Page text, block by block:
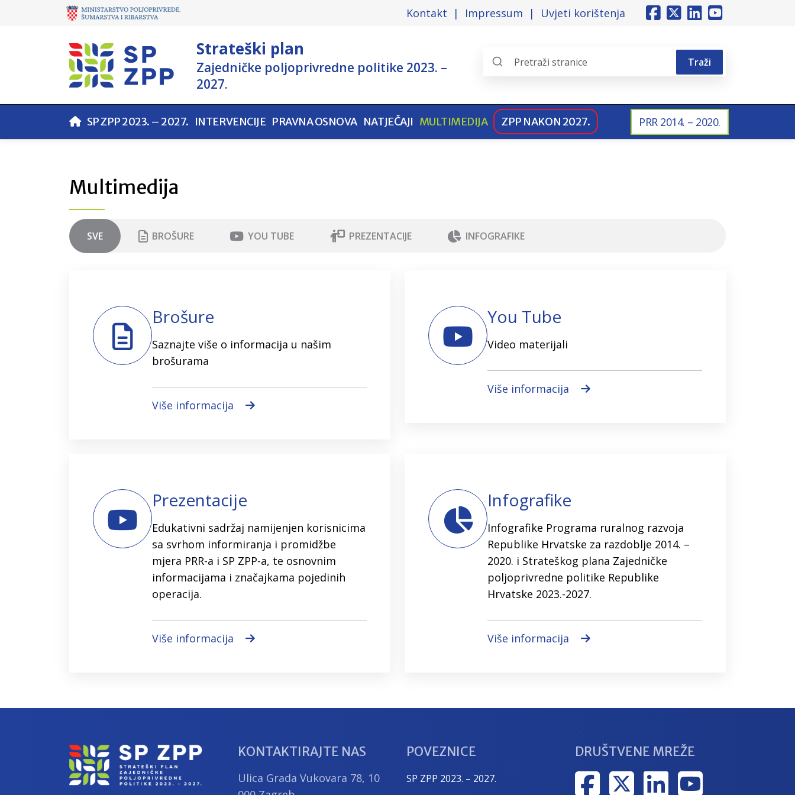
Kontakt Impressum Uvjeti korištenja
Strateški plan
Zajedničke poljoprivredne politike 2023. –
2027.
Search
pages
Traži
SP ZPP 2023. – 2027. INTERVENCIJE PRAVNA OSNOVA NATJEČAJI MULTIMEDIJA ZPP NAKON 2027. PRR 2014. – 2020.
Multimedija
SVE BROŠURE YOU TUBE PREZENTACIJE INFOGRAFIKE
Brošure
Saznajte više o informacija u našim
brošurama
Više informacija
You Tube
Video materijali
Više informacija
Prezentacije
Edukativni sadržaj namijenjen korisnicima
sa svrhom informiranja i promidžbe
mjera PRR-a i SP ZPP-a, te osnovnim
informacijama i značajkama pojedinih
operacija.
Više informacija
Infografike
Infografike Programa ruralnog razvoja
Republike Hrvatske za razdoblje 2014. –
2020. i Strateškog plana Zajedničke
poljoprivredne politike Republike
Hrvatske 2023.-2027.
Više informacija
KONTAKTIRAJTE NAS
Ulica Grada Vukovara 78, 10
POVEZNICE
SP ZPP 2023. – 2027.
DRUŠTVENE MREŽE